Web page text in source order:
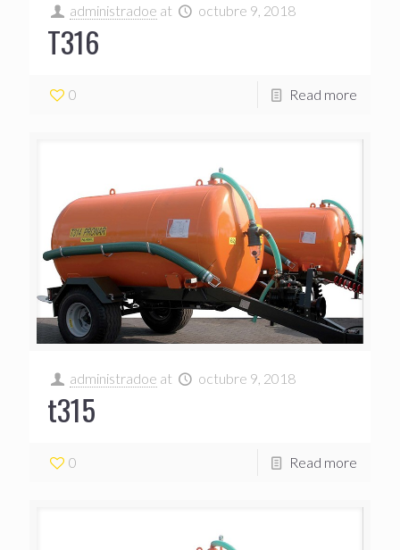
administradoe at octubre 9, 2018
T316
0 Read more
administradoe at octubre 9, 2018
t315
0 Read more